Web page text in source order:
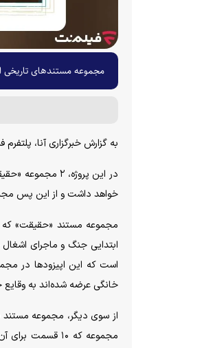
مجموعه مستند‌های تاریخی
به گزارش خبرگزاری آنا،
در این پروژه،
خواهد داشت و از این پس
مجموعه مستند «حقیقت» که
خانگی عرضه شده‌اند به
از سوی دیگر، مجموعه